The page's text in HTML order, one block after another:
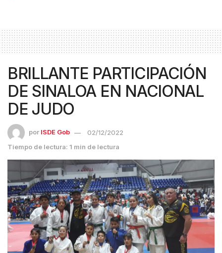
BRILLANTE PARTICIPACIÓN
DE SINALOA EN NACIONAL
DE JUDO
por ISDE Gob
02/12/2022
Tiempo de lectura: 1 min de lectura